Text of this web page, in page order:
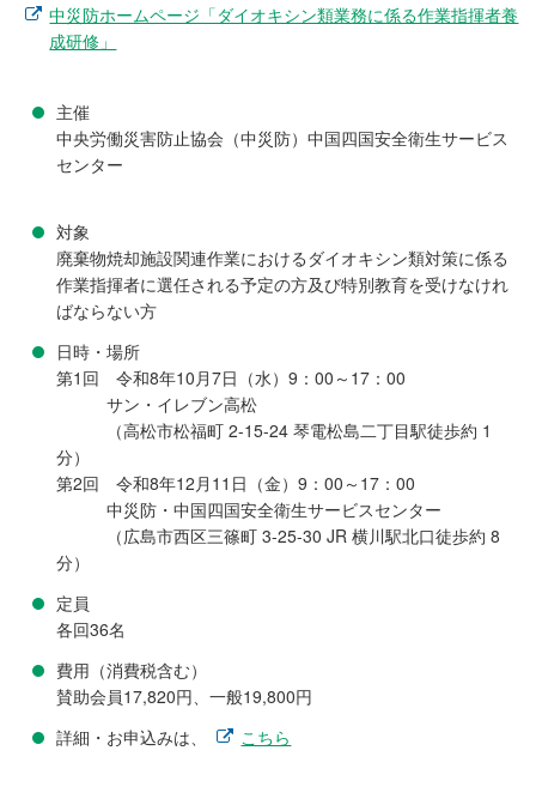
中災防ホームページ「ダイオキシン類業務に係る作業指揮者養
成研修」
主催
中央労働災害防止協会（中災防）中国四国安全衛生サービス
センター
対象
廃棄物焼却施設関連作業におけるダイオキシン類対策に係る
作業指揮者に選任される予定の方及び特別教育を受けなけれ
ばならない方
日時・場所
第1回 令和8年10月7日（水）9：00～17：00
サン・イレブン高松
（高松市松福町 2-15-24 琴電松島二丁目駅徒歩約 1
分）
第2回 令和8年12月11日（金）9：00～17：00
中災防・中国四国安全衛生サービスセンター
（広島市西区三篠町 3-25-30 JR 横川駅北口徒歩約 8
分）
定員
各回36名
費用（消費税含む）
賛助会員17,820円、一般19,800円
詳細・お申込みは、
こちら